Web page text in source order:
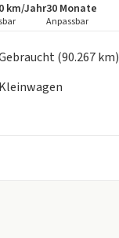
Laufleistung
km/JahrLaufzeit
30 Monate
Anpassbar
(90.267 km)